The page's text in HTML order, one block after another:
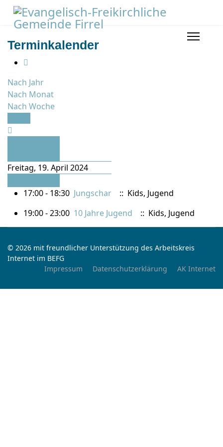
Terminkalender
Nach Jahr
Nach Monat
Nach Woche
Freitag, 19. April 2024
17:00 - 18:30 Jungschar
:: Kids, Jugend
19:00 - 23:00 10 Jahre Jugend :: Kids, Jugend
© 2026 mit freundlicher Unterstützung des Arbeitskreis
Internet im BEFG
Impressum
Datenschutzerklärung AK Internet